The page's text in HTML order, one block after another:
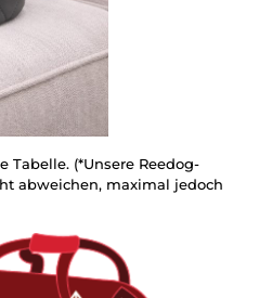
(*Unsere Reedog-
abweichen, maximal jedoch